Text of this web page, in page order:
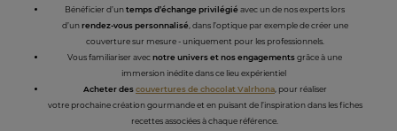
Bénéficier d’untemps d’échange privilégiéavec un de nos experts lors
d’unrendez-vous personnalisé, dans l’optique par exemple de créer une
couverture sur mesure - uniquement pour les professionnels.
Vous familiariser avecnotre univers et nos engagementsgrâce à une
immersion inédite dans ce lieu expérientiel
Acheter descouvertures de chocolat Valrhona, pour réaliser
votre prochaine création gourmande et en puisant de l’inspiration dans les fiches
recettes associées à chaque référence.